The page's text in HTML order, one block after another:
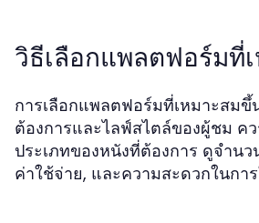
วิธีเลือกแพลตฟอร์มที่
การเลือกแพลตฟอร์มที่เหมาะสมขึ้
ต้องการและไลฟ์สไตล์ของผู้ชม ค
ประเภทของหนังที่ต้องการ ดูจำนว
ค่าใช้จ่าย, และความสะดวกในกา